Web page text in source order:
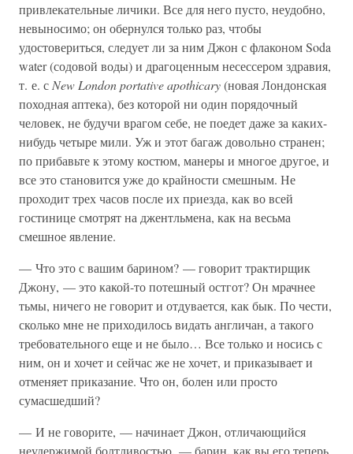
привлекательные личики. Все для него пусто, неудобно,
невыносимо; он обернулся только раз, чтобы
удостовериться, следует ли за ним Джон с флаконом Soda
water (содовой воды) и драгоценным несессером здравия,
т. е. с New London portative apothicary(новая Лондонская
походная аптека), без которой ни один порядочный
человек, не будучи врагом себе, не поедет даже за каких-
нибудь четыре мили. Уж и этот багаж довольно странен;
по прибавьте к этому костюм, манеры и многое другое, и
все это становится уже до крайности смешным. Не
проходит трех часов после их приезда, как во всей
гостинице смотрят на джентльмена, как на весьма
смешное явление.
— Что это с вашим барином? — говорит трактирщик
Джону, — это какой-то потешный остгот? Он мрачнее
тьмы, ничего не говорит и отдувается, как бык. По чести,
сколько мне не приходилось видать англичан, а такого
требовательного еще и не было… Все только и носись с
ним, он и хочет и сейчас же не хочет, и приказывает и
отменяет приказание. Что он, болен или просто
сумасшедший?
— И не говорите, — начинает Джон, отличающийся
неудержимой болтливостью, — барин, как вы его теперь